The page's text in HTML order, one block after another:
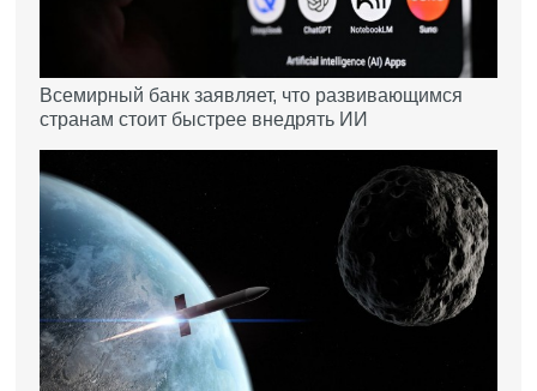
Всемирный банк заявляет, что развивающимся
странам стоит быстрее внедрять ИИ